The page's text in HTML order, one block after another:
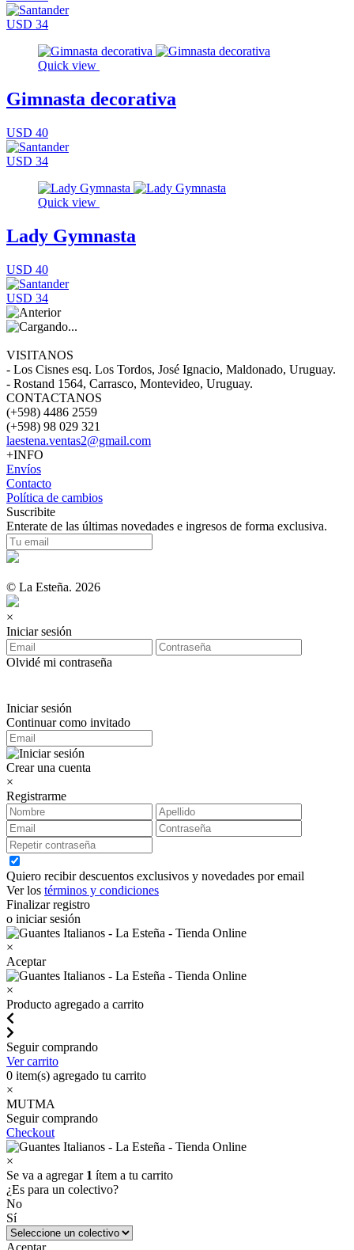
USD 34
Quick view
Gimnasta decorativa
USD 40
USD 34
Quick view
Lady Gymnasta
USD 40
USD 34
VISITANOS
- Los Cisnes esq. Los Tordos, José Ignacio, Maldonado, Uruguay.
- Rostand 1564, Carrasco, Montevideo, Uruguay.
CONTACTANOS
(+598) 4486 2559
(+598) 98 029 321
laestena.ventas2@gmail.com
+INFO
Envíos
Contacto
Política de cambios
Suscribite
Enterate de las últimas novedades e ingresos de forma exclusiva.
© La Esteña. 2026
×
Iniciar sesión
Olvidé mi contraseña
Iniciar sesión
Continuar como invitado
Crear una cuenta
×
Registrarme
Quiero recibir descuentos exclusivos y novedades por email
Ver los términos y condiciones
Finalizar registro
o iniciar sesión
×
Aceptar
×
Producto agregado a carrito
Seguir comprando
Ver carrito
0 item(s) agregado tu carrito
×
MUTMA
Seguir comprando
Checkout
×
Se va a agregar 1 ítem a tu carrito
¿Es para un colectivo?
No
Sí
Aceptar